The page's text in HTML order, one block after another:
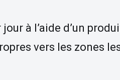
à l’aide d’un
vers les zones